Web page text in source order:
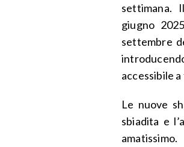
settimana.
giugno
settembre
accessibile
Le nuove
sbiadita e